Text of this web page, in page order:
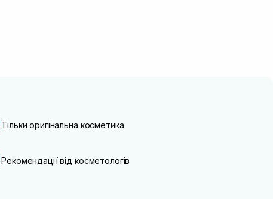
Тільки оригінальна косметика
Рекомендації від косметологів